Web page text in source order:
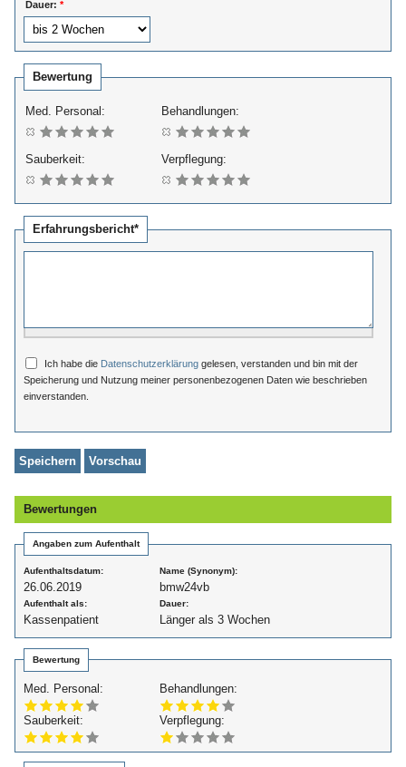
Dauer: *
Bewertung
Med. Personal: Behandlungen:
Sauberkeit: Verpflegung:
Erfahrungsbericht*
Ich habe die Datenschutzerklärung gelesen, verstanden und bin mit der
Speicherung und Nutzung meiner personenbezogenen Daten wie beschrieben
einverstanden.
Bewertungen
Angaben zum Aufenthalt
Aufenthaltsdatum:
26.06.2019
Name (Synonym):
bmw24vb
Aufenthalt als:
Kassenpatient
Dauer:
Länger als 3 Wochen
Bewertung
Med. Personal: Behandlungen:
Sauberkeit: Verpflegung: